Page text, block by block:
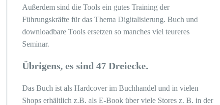
Außerdem sind die Tools ein gutes Training der
Führungskräfte für das Thema Digitalisierung. Buch und
downloadbare Tools ersetzen so manches viel teureres
Seminar.
Übrigens, es sind 47 Dreiecke.
Das Buch ist als Hardcover im Buchhandel und in vielen
Shops erhältlich z.B. als E-Book über viele Stores z. B. in der